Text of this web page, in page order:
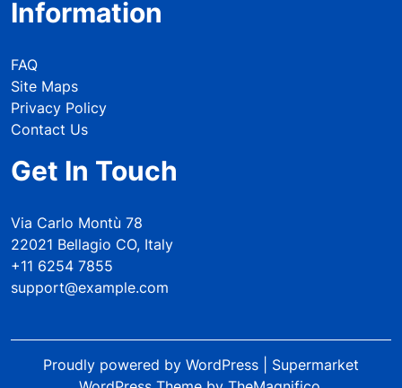
Information
FAQ
Site Maps
Privacy Policy
Contact Us
Get In Touch
Via Carlo Montù 78
22021 Bellagio CO, Italy
+11 6254 7855
support@example.com
Proudly powered by WordPress
Supermarket